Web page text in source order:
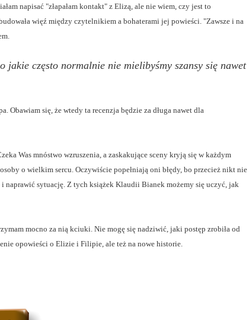
napisać "złapałam kontakt" z Elizą, ale nie wiem, czy jest to
więź między czytelnikiem a bohaterami jej powieści. "Zawsze i na
jakie często normalnie nie mielibyśmy szansy się nawet
Obawiam się, że wtedy ta recenzja będzie za długa nawet dla
Was mnóstwo wzruszenia, a zaskakujące sceny kryją się w każdym
o wielkim sercu. Oczywiście popełniają oni błędy, bo przecież nikt nie
naprawić sytuację. Z tych książek Klaudii Bianek możemy się uczyć, jak
mocno za nią kciuki. Nie mogę się nadziwić, jaki postęp zrobiła od
opowieści o Elizie i Filipie, ale też na nowe historie.